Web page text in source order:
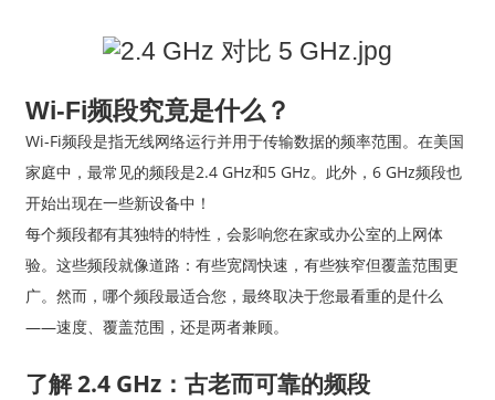
Wi-Fi频段究竟是什么？
Wi-Fi频段是指无线网络运行并用于传输数据的频率范围。在美国
家庭中，最常见的频段是2.4 GHz和5 GHz。此外，6 GHz频段也
开始出现在一些新设备中！
每个频段都有其独特的特性，会影响您在家或办公室的上网体
验。这些频段就像道路：有些宽阔快速，有些狭窄但覆盖范围更
广。然而，哪个频段最适合您，最终取决于您最看重的是什么
——速度、覆盖范围，还是两者兼顾。
了解 2.4 GHz：古老而可靠的频段